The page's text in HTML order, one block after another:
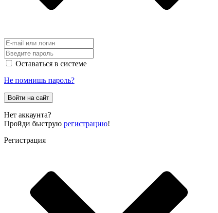
Оставаться в системе
Не помнишь пароль?
Войти на сайт
Нет аккаунта?
Пройди быструю регистрацию!
Регистрация